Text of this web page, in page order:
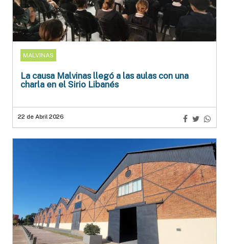
MALVINAS
La causa Malvinas llegó a las aulas con una
charla en el Sirio Libanés
22 de Abril 2026